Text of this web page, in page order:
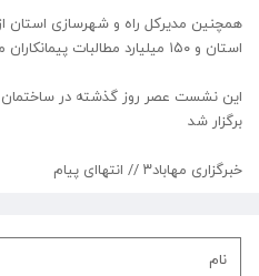
استان و ۱۵۰ میلیارد مطالبات پیمانکاران مهاباد خبر داد
این نشست‌ عصر روز گذشته در ساختمان
برگزار شد
خبرگزاری مهاباد۳ // انتهاای پیام